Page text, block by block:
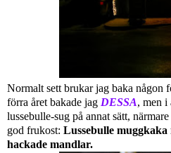
Normalt sett brukar jag baka någon
förra året bakade jag DESSA, men i
lussebulle-sug på annat sätt,
god frukost: Lussebulle
hackade mandlar.